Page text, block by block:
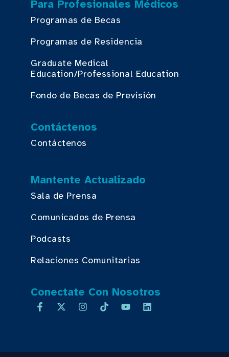
Para Profesionales Médicos
Programas de Becas
Programas de Residencia
Graduate Medical
Education/Professional Education
Fondo de Becas de Previsión
Contáctenos
Contáctenos
Mantente Actualizado
Sala de Prensa
Comunicados de Prensa
Podcasts
Relaciones Comunitarias
Conectate Con Nosotros